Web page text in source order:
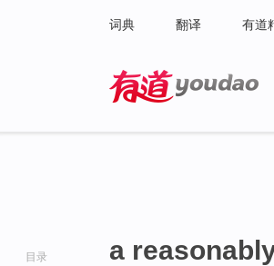
词典 翻译 有道
目录 a